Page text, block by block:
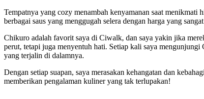
Tempatnya yang cozy menambah kenyamanan saat menikmati
berbagai saus yang menggugah selera dengan harga yang
Chikuro adalah favorit saya di Ciwalk, dan saya yakin jika
perut, tetapi juga menyentuh hati. Setiap kali saya mengunjungi
yang terjalin di dalamnya.
Dengan setiap suapan, saya merasakan kehangatan dan
memberikan pengalaman kuliner yang tak terlupakan!